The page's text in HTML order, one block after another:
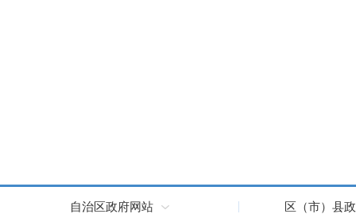
自治区政府网站 区（市）县